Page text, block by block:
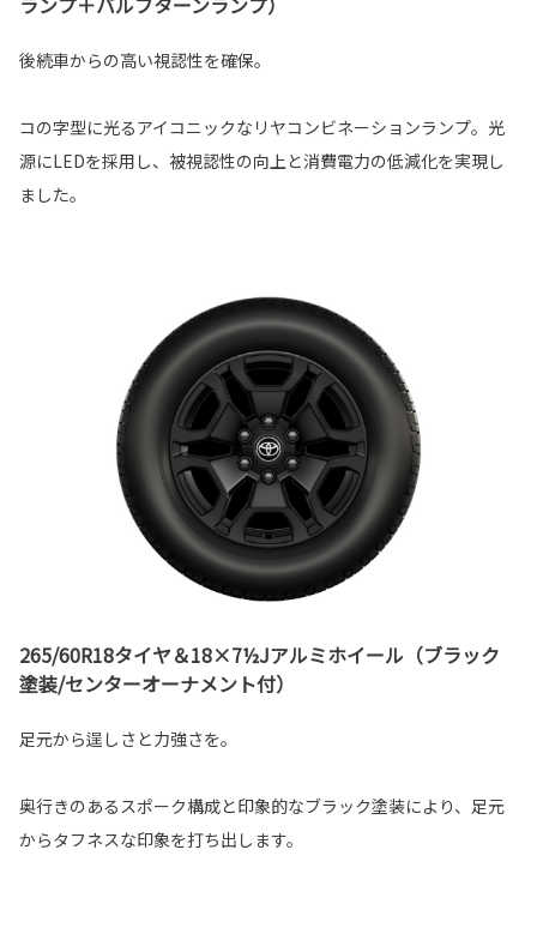
後続車からの高い視認性を確保。
コの字型に光るアイコニックなリヤコンビネーションランプ。光
源にLEDを採用し、被視認性の向上と消費電力の低減化を実現し
ました。
265/60R18タイヤ＆18×7½Jアルミホイール（ブラック
塗装/センターオーナメント付）
足元から逞しさと力強さを。
奥行きのあるスポーク構成と印象的なブラック塗装により、足元
からタフネスな印象を打ち出します。